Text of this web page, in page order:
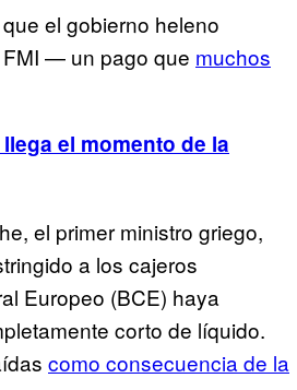
el gobierno heleno
FMI — un pago que muchos
el momento de la
el primer ministro griego,
a los cajeros
Europeo (BCE) haya
corto de líquido.
como consecuencia de la